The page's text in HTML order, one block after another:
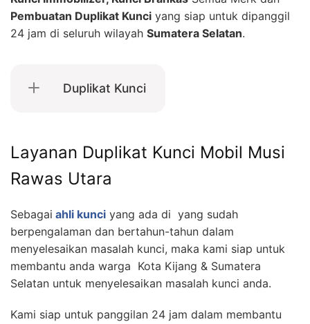
Pembuatan Duplikat Kunci yang siap untuk dipanggil
24 jam di seluruh wilayah Sumatera Selatan.
Duplikat Kunci
Layanan Duplikat Kunci Mobil Musi
Rawas Utara
Sebagai ahli kunci yang ada di yang sudah
berpengalaman dan bertahun-tahun dalam
menyelesaikan masalah kunci, maka kami siap untuk
membantu anda warga Kota Kijang & Sumatera
Selatan untuk menyelesaikan masalah kunci anda.
Kami siap untuk panggilan 24 jam dalam membantu